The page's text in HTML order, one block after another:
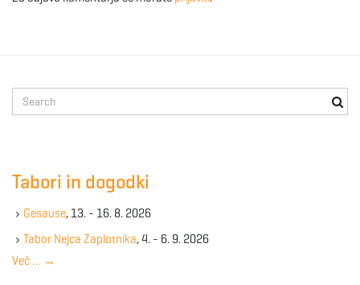
e
e
y
w
Tabori in dogodki
Gesause, 13. - 16. 8. 2026
Tabor Nejca Zaplotnika, 4. - 6. 9. 2026
Več … →